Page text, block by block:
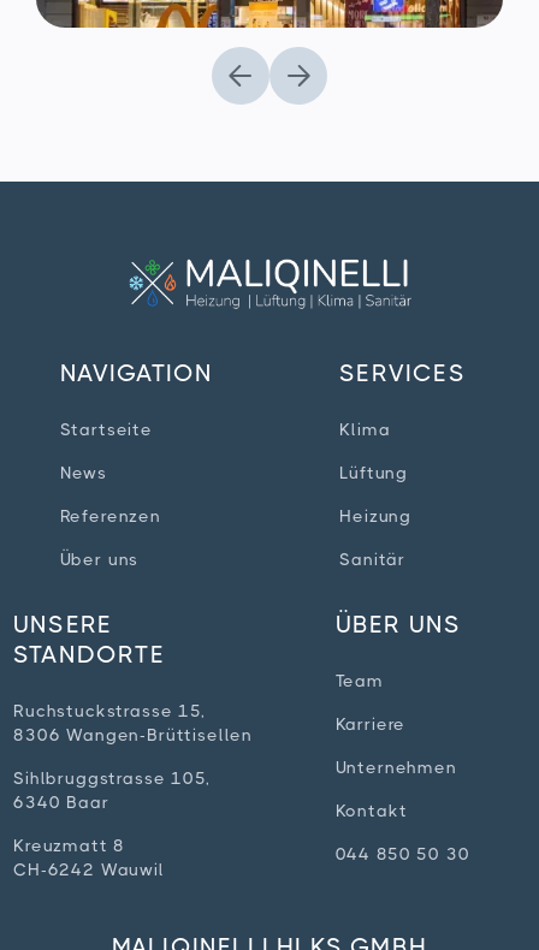
NAVIGATION
Startseite
News
Referenzen
Über uns
SERVICES
Klima
Lüftung
Heizung
Sanitär
UNSERE
STANDORTE
Ruchstuckstrasse 15,
8306 Wangen-Brüttisellen
Sihlbruggstrasse 105,
6340 Baar
Kreuzmatt 8
CH-6242 Wauwil
ÜBER UNS
Team
Karriere
Unternehmen
Kontakt
044 850 50 30